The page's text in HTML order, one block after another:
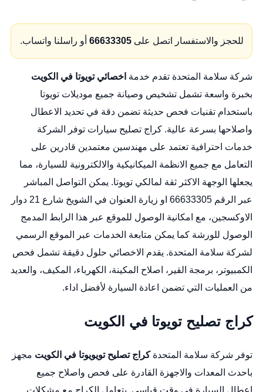
للحجز والاستفسار اتصل على 66633305أو راسلنا واتساب.
شركة سلامة المتحدة تقدم خدمة اخصائي تويوتا في الكويت
بخبرة واسعة تشمل تشخيص وصيانة جميع موديلات تويوتا
باستخدام تقنيات فحص حديثة تضمن دقة في تحديد الاعطال
واصلاحها بسرعة عالية. كراج تصليح سيارات توفر الشركة
خدمات احترافية تعتمد على مهندسين معتمدين قادرين على
التعامل مع جميع الانظمة الميكانيكية والالكترونية للسيارة، مما
يجعلها الوجهة الاكثر ثقة لمالكي تويوتا. يمكن التواصل المباشر
عبر الرقم 66633305 او زيارة العنوان في الشويخ شارع 21 دوار
الاوكسجين، مع امكانية الوصول للموقع عبر هذا الرابط المدمج
الوصول للورشة كما يمكن متابعة الخدمات عبر
الموقع الرسمي
لشركة سلامة المتحدة. يقدم الاخصائي حلول دقيقة تشمل فحص
الكمبيوتر، برمجة القير، اصلاح المكينة، الكهرباء، المكيف، والعديد
من العمليات التي تضمن اعادة السيارة لأفضل اداء.
كراج تصليح تويوتا في الكويت
توفر شركة سلامة المتحدةكراج تصليح تويويوتا في الكويت مجهز
باحدث المعدات والاجهزة القادرة على فحص واصلاح جميع